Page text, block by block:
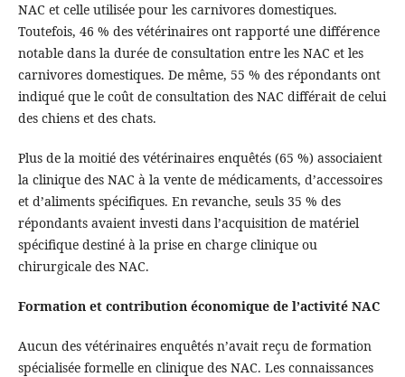
NAC et celle utilisée pour les carnivores domestiques.
Toutefois, 46 % des vétérinaires ont rapporté une différence
notable dans la durée de consultation entre les NAC et les
carnivores domestiques. De même, 55 % des répondants ont
indiqué que le coût de consultation des NAC différait de celui
des chiens et des chats.
Plus de la moitié des vétérinaires enquêtés (65 %) associaient
la clinique des NAC à la vente de médicaments, d’accessoires
et d’aliments spécifiques. En revanche, seuls 35 % des
répondants avaient investi dans l’acquisition de matériel
spécifique destiné à la prise en charge clinique ou
chirurgicale des NAC.
Formation et contribution économique de l’activité NAC
Aucun des vétérinaires enquêtés n’avait reçu de formation
spécialisée formelle en clinique des NAC. Les connaissances